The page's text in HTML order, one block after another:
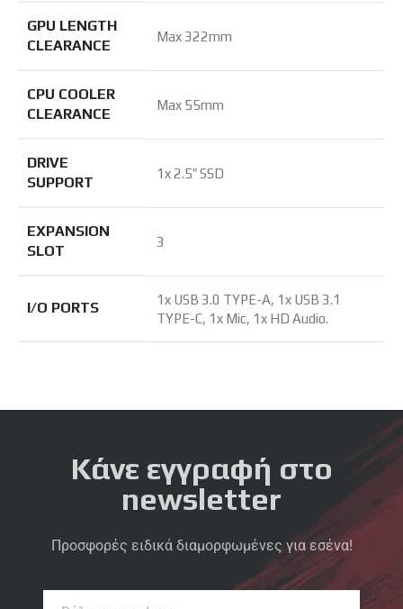
GPU LENGTH
CLEARANCE
Max 322mm
CPU COOLER
CLEARANCE
Max 55mm
DRIVE
SUPPORT
1x 2.5″ SSD
EXPANSION
SLOT
3
I/O PORTS
1x USB 3.0 TYPE-A, 1x USB 3.1
TYPE-C, 1x Mic, 1x HD Audio.
Κάνε εγγραφή στο
newsletter
Προσφορές ειδικά διαμορφωμένες για εσένα!